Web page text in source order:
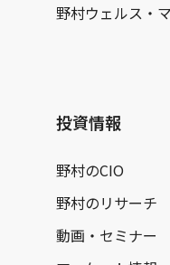
野村ウェルス・
投資情報
野村のCIO
野村のリサーチ
動画・セミナー